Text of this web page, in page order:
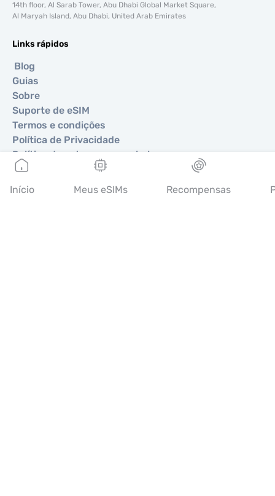
14th floor, Al Sarab Tower, Abu Dhabi Global Market Square,
Al Maryah Island, Abu Dhabi, United Arab Emirates
Links rápidos
Blog
Guias
Sobre
Suporte de eSIM
Termos e condições
Política de Privacidade
Política de entrega e reembolsos
Mapa do site
Afiliados
Início Meus eSIMs Recompensas